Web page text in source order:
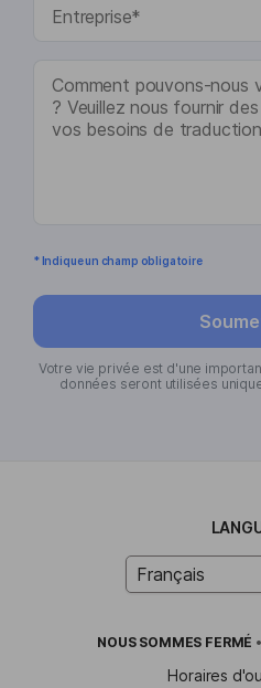
* Indique un champ obligatoire
Votre vie privée est d'une
données seront utilisées
NOUS SOMMES FERMÉ •
Horaires